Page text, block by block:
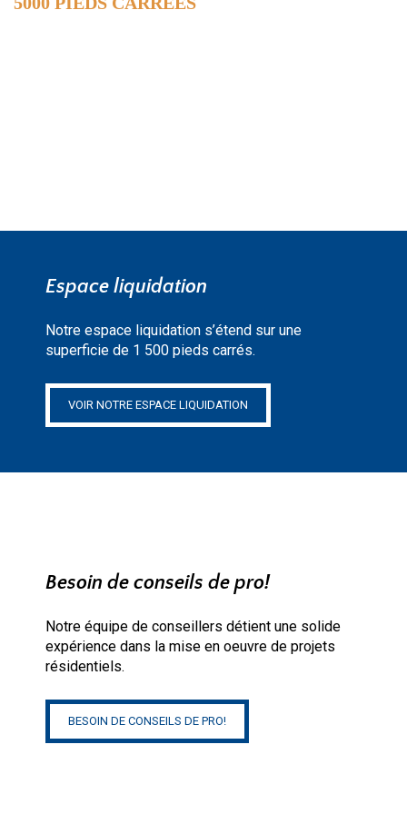
Espace liquidation
Notre espace liquidation s’étend sur une
superficie de 1 500 pieds carrés.
VOIR NOTRE ESPACE LIQUIDATION
Besoin de conseils de pro!
Notre équipe de conseillers détient une solide
expérience dans la mise en oeuvre de projets
résidentiels.
BESOIN DE CONSEILS DE PRO!